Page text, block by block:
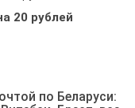
20 рублей
по Беларуси: